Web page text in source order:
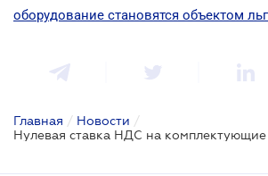
оборудование становятся объектом
Главная / Новости /